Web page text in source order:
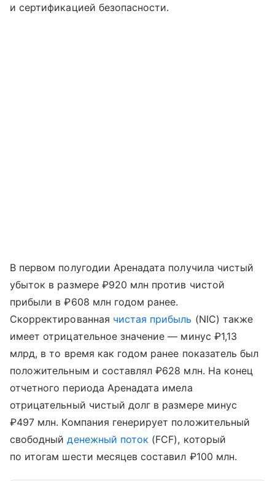
и сертификацией безопасности.
В первом полугодии Аренадата получила чистый
убыток в размере ₽920 млн против чистой
прибыли в ₽608 млн годом ранее.
Скорректированная чистая прибыль (NIC) также
имеет отрицательное значение — минус ₽1,13
млрд, в то время как годом ранее показатель был
положительным и составлял ₽628 млн. На конец
отчетного периода Аренадата имела
отрицательный чистый долг в размере минус
₽497 млн. Компания генерирует положительный
свободныйденежный поток (FCF), который
по итогам шести месяцев составил ₽100 млн.